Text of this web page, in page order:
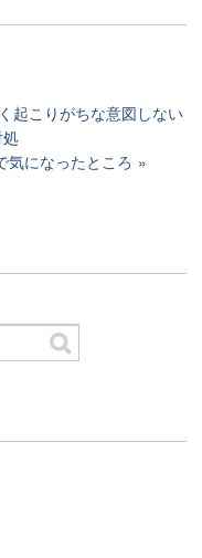
起こりがちな意図しない
気になったところ